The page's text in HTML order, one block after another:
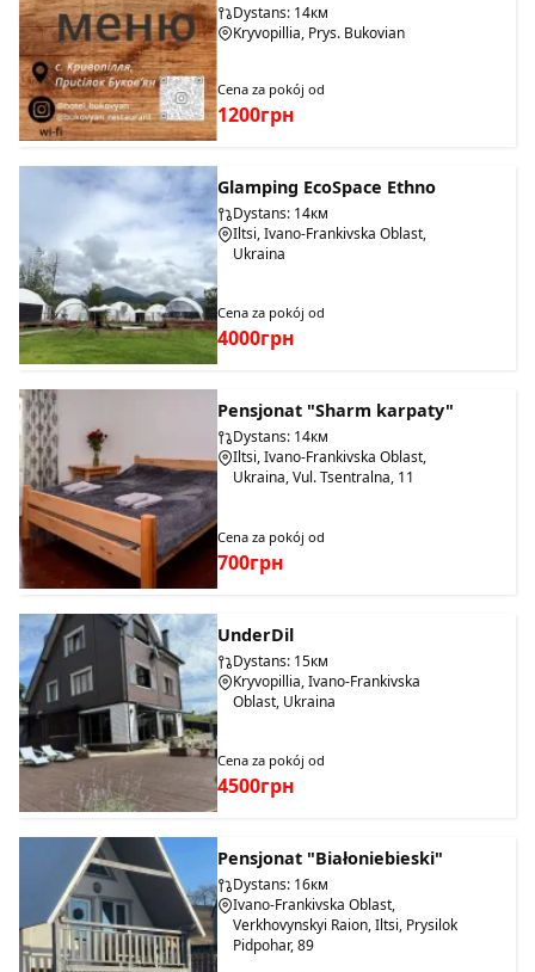
Dystans: 14км
Kryvopillia, Prys. Bukovian
Cena za pokój od
1200грн
Glamping EcoSpace Ethno
Dystans: 14км
Iltsi, Ivano-Frankivska Oblast,
Ukraina
Cena za pokój od
4000грн
Pensjonat "Sharm karpaty"
Dystans: 14км
Iltsi, Ivano-Frankivska Oblast,
Ukraina, Vul. Tsentralna, 11
Cena za pokój od
700грн
UnderDil
Dystans: 15км
Kryvopillia, Ivano-Frankivska
Oblast, Ukraina
Cena za pokój od
4500грн
Pensjonat "Białoniebieski"
Dystans: 16км
Ivano-Frankivska Oblast,
Verkhovynskyi Raion, Iltsi, Prysilok
Pidpohar, 89